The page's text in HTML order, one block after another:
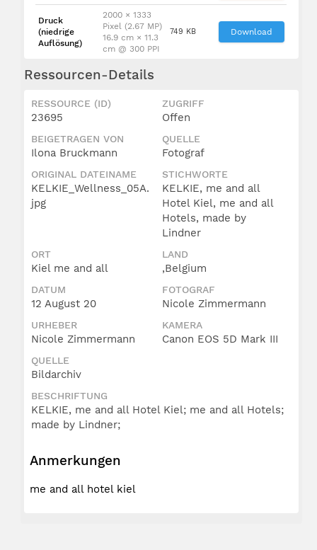
Druck
(niedrige
Auflösung)
2000 × 1333
Pixel (2.67 MP)
16.9 cm × 11.3
cm @ 300 PPI
749 KB Download
Ressourcen-Details
RESSOURCE (ID)
23695
ZUGRIFF
Offen
BEIGETRAGEN VON
Ilona Bruckmann
QUELLE
Fotograf
ORIGINAL DATEINAME
KELKIE_Wellness_05A.
jpg
STICHWORTE
KELKIE, me and all
Hotel Kiel, me and all
Hotels, made by
Lindner
ORT
Kiel me and all
LAND
,Belgium
DATUM
12 August 20
FOTOGRAF
Nicole Zimmermann
URHEBER
Nicole Zimmermann
KAMERA
Canon EOS 5D Mark III
QUELLE
Bildarchiv
BESCHRIFTUNG
KELKIE, me and all Hotel Kiel; me and all Hotels;
made by Lindner;
Anmerkungen
me and all hotel kiel